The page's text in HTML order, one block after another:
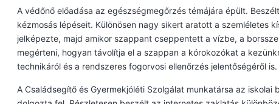
A védőnő előadása az egészségmegőrzés témájára épült.
kézmosás lépéseit. Különösen nagy sikert aratott a szemléletes
jelképezte, majd amikor szappant cseppentett a vízbe, a
megérteni, hogyan távolítja el a szappan a kórokozókat a
technikáról és a rendszeres fogorvosi ellenőrzés jelentőségéről is.
A Családsegítő és Gyermekjóléti Szolgálat munkatársa az